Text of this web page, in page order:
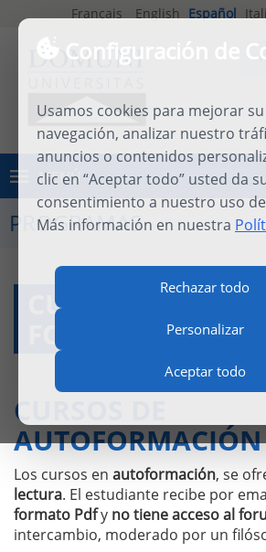
Configuración de
Usamos cookies para mejorar
navegación, analizar nuestro
anuncios o contenidos
clic en “Aceptar todo” usted da
consentimiento a nuestro uso
Más información en nuestra
Rechazar todo
Personalizar
Aceptar todo
Français English Español
MENÚ
PROGRAMAS
CURSOS A
FORMACIÓN A
CURSOS DE
AUTOFORMACIÓN
Los cursos en autoformación, se
lectura. El estudiante recibe por
formato Pdfy no tiene acceso al
intercambio, moderado por un